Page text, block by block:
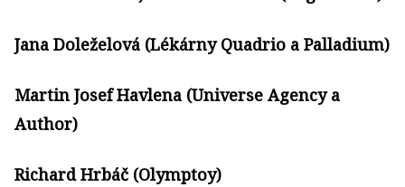
Jana Doleželová (Lékárny Quadrio a Palladium)
Martin Josef Havlena (Universe Agency a
Author)
Richard Hrbáč (Olymptoy)